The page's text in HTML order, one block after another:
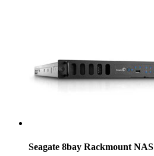
Seagate 8bay Rackmount NAS